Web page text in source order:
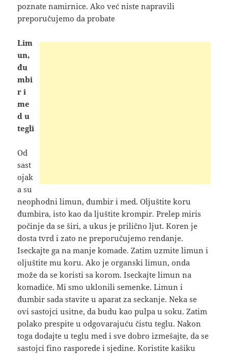
poznate namirnice. Ako već niste napravili
preporučujemo da probate
Lim
un,
đu
mbi
r i
me
d u
tegli
Od
sast
ojak
a su
neophodni limun, đumbir i med. Oljuštite koru
đumbira, isto kao da ljuštite krompir. Prelep miris
počinje da se širi, a ukus je prilično ljut. Koren je
dosta tvrd i zato ne preporučujemo rendanje.
Iseckajte ga na manje komade. Zatim uzmite limun i
oljuštite mu koru. Ako je organski limun, onda
može da se koristi sa korom. Iseckajte limun na
komadiće. Mi smo uklonili semenke. Limun i
đumbir sada stavite u aparat za seckanje. Neka se
ovi sastojci usitne, da budu kao pulpa u soku. Zatim
polako prespite u odgovarajuću čistu teglu. Nakon
toga dodajte u teglu med i sve dobro izmešajte, da se
sastojci fino rasporede i sjedine. Koristite kašiku